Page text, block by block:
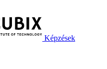
Képzések